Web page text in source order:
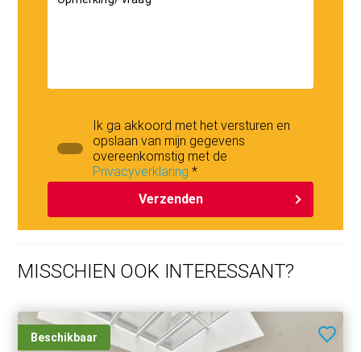
indicative.
Ik ga akkoord met het versturen en
opslaan van mijn gegevens
overeenkomstig met de
Privacyverklaring *
Verzenden
MISSCHIEN OOK INTERESSANT?
Beschikbaar